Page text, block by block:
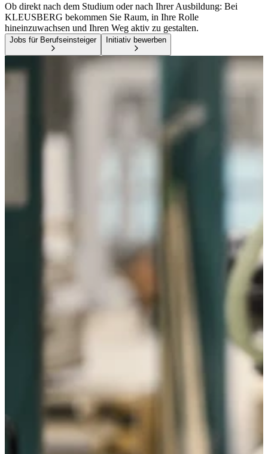
Ob direkt nach dem Studium oder nach Ihrer Ausbildung: Bei
KLEUSBERG bekommen Sie Raum, in Ihre Rolle
hineinzuwachsen und Ihren Weg aktiv zu gestalten.
Jobs für Berufseinsteiger Initiativ bewerben